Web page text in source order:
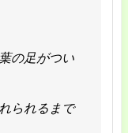
の足がつい
られるまで